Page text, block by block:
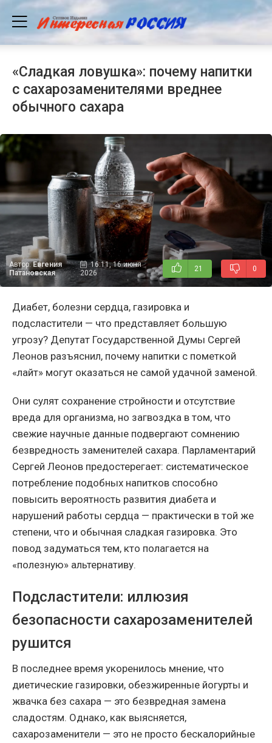
«Сладкая ловушка»: почему напитки
с сахарозаменителями вреднее
обычного сахара
Автор:Евгения
Патановская
16:11, 16 июня
2026
21 0
Диабет, болезни сердца, газировка и
подсластители — что представляет большую
угрозу? Депутат Государственной Думы Сергей
Леонов разъяснил, почему напитки с пометкой
«лайт» могут оказаться не самой удачной заменой.
Они сулят сохранение стройности и отсутствие
вреда для организма, но загвоздка в том, что
свежие научные данные подвергают сомнению
безвредность заменителей сахара. Парламентарий
Сергей Леонов предостерегает: систематическое
потребление подобных напитков способно
повысить вероятность развития диабета и
нарушений работы сердца — практически в той же
степени, что и обычная сладкая газировка. Это
повод задуматься тем, кто полагается на
«полезную» альтернативу.
Подсластители: иллюзия
безопасности сахарозаменителей
рушится
В последнее время укоренилось мнение, что
диетические газировки, обезжиренные йогурты и
жвачка без сахара — это безвредная замена
сладостям. Однако, как выясняется,
сахарозаменители — это не просто бескалорийные